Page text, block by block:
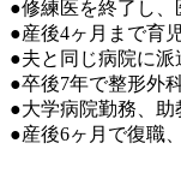
●修練医を終了し、
●産後4ヶ月まで育
●夫と同じ病院に派
●卒後7年で整形外
●大学病院勤務、助
●産後6ヶ月で復職